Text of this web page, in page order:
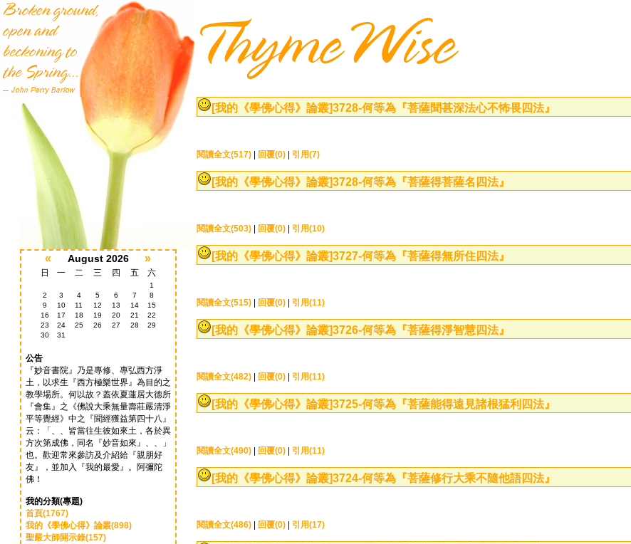
« August 2026 »
日 一 二 三 四 五 六
1
2
3 4 5 6 7
8
9
10 11 12 13 14
15
16
17 18 19 20 21
22
23
24 25 26 27 28
29
30
31
公告
『妙音書院』乃是專修、專弘西方淨
土，以求生『西方極樂世界』為目的之
教學場所。何以故？蓋依夏蓮居大德所
『會集』之《佛說大乘無量壽莊嚴清淨
平等覺經》中之『聞經獲益第四十八』
云：「、、皆當往生彼如來土，各於異
方次第成佛，同名『妙音如來』、、」
也。歡迎常來參訪及介紹給『親朋好
友』，並加入『我的最愛』。阿彌陀
佛！
我的分類(專題)
首頁(1767)
我的《學佛心得》論叢(898)
聖嚴大師開示錄(157)
[我的《學佛心得》論叢]3728-何等為『菩薩聞甚深法心不怖畏四法』
閱讀全文(517) 回覆(0) 引用(7)
[我的《學佛心得》論叢]3728-何等為『菩薩得菩薩名四法』
閱讀全文(503) 回覆(0) 引用(10)
[我的《學佛心得》論叢]3727-何等為『菩薩得無所住四法』
閱讀全文(515) 回覆(0) 引用(11)
[我的《學佛心得》論叢]3726-何等為『菩薩得淨智慧四法』
閱讀全文(482) 回覆(0) 引用(11)
[我的《學佛心得》論叢]3725-何等為『菩薩能得遠見諸根猛利四法』
閱讀全文(490) 回覆(0) 引用(11)
[我的《學佛心得》論叢]3724-何等為『菩薩修行大乘不隨他語四法』
閱讀全文(486) 回覆(0) 引用(17)